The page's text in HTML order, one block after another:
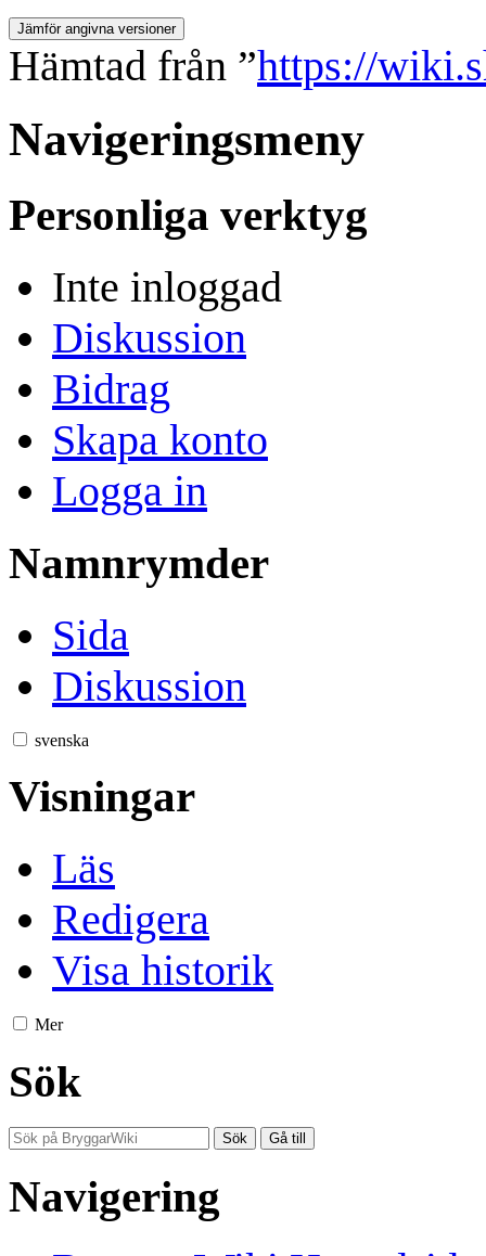
Hämtad från ”https://
Navigeringsmeny
Personliga verktyg
Inte inloggad
Diskussion
Bidrag
Skapa konto
Logga in
Namnrymder
Sida
Diskussion
svenska
Visningar
Läs
Redigera
Visa historik
Mer
Sök
Navigering